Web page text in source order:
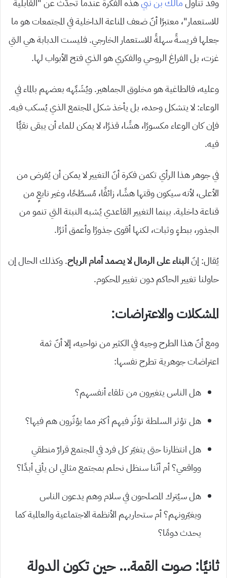
وقد تناولمالك بن نبيهذه الفكرة عندما تحدّث عن “القابلية
للاستعمار”، معتبرًا أنّ ضعف المناعة الداخلية في المجتمعات هو ما
جعلها فريسةً سهلةً للاستعمار الخارجي. فليست الدبابة هي التي
غزت، بل الفراغ الروحي والفكري هو الذي فتح الأبواب لها.
وعليه، فالطاغية هو مخلوق الجماهير. ويُشَبِّهه بعضهم بالماء في
الوعاء: لا يتشكل وحده، بل يأخذ شكل المجتمع الذي يُسكب فيه.
فإن كان الوعاء مكسورًا، هشًا، قذرًا، لا يمكن للماء أن يبقى نقيًّا
فيه.
في جوهر هذا الرأي تكمن فكرة أنّ التغيير لا يمكن أن يُفرض من
الأعلى، لأنه سيكون وقتها هشًا، زائفًا، مُسطّحًا، وغير نابعٍ من
قناعة داخلية. بينما التغيير القاعدي يُشبه النبتة التي تنمو من
الجذور، ببطءٍ وثبات، لكنها أقوى جذورًا وأعمق أثرًا.
يُقال: إنّالبناء على الرمال لا يصمد أمام الرياح. وكذلك الحال إن
حاولنا تغيير الحاكم دون تغيير المحكوم.
المشكلات والاعتراضات:
ومع أنّ هذا الطرح وجيه في الكثير من نواحيه، إلا أنّ ثمة
اعتراضات جوهرية تطرح نفسها:
هل الناس يتغيرون من تلقاء أنفسهم؟
هل تؤثر السلطة تؤثّر فيهم أكثر مما يؤثّرون هم فيها؟
هل انتظارنا حتى يتغيّر كل فرد في المجتمع قرارٌ منطقي
وواقعي؟ أم أنّنا سنظل نحلم بمجتمع مثالي لن يأتي أبدًا؟
هل سيُترك المصلحون في سلام وهم يدعون الناس
ويغيّرونهم؟ أم ستحاربهم الأنظمة الاجتماعية والعالمية كما
يحدث دومًا؟
ثانيًا: صوت القمة… حين تكون الدولة